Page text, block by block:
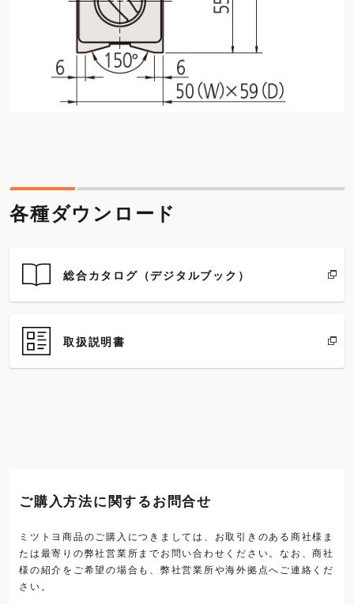
各種ダウンロード
総合カタログ（デジタルブック）
取扱説明書
ご購入方法に関するお問合せ
ミツトヨ商品のご購入につきましては、お取引きのある商社様ま
たは最寄りの弊社営業所までお問い合わせください。なお、商社
様の紹介をご希望の場合も、弊社営業所や海外拠点へご連絡くだ
さい。